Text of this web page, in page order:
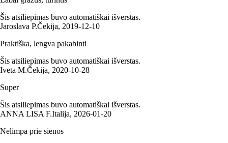
Šis atsiliepimas buvo automatiškai išverstas.
Jaroslava P.Čekija, 2019‑12‑10
Praktiška, lengva pakabinti
Šis atsiliepimas buvo automatiškai išverstas.
Iveta M.Čekija, 2020‑10‑28
Super
Šis atsiliepimas buvo automatiškai išverstas.
ANNA LISA F.Italija, 2026‑01‑20
Nelimpa prie sienos